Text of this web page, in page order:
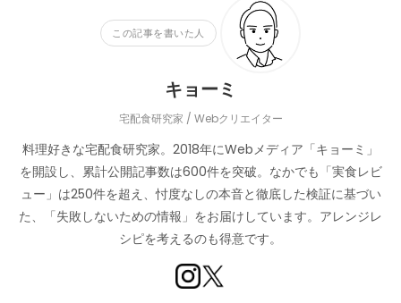
この記事を書いた人
キョーミ
宅配食研究家 / Webクリエイター
料理好きな宅配食研究家。2018年にWebメディア「キョーミ」
を開設し、累計公開記事数は600件を突破。なかでも「実食レビ
ュー」は250件を超え、忖度なしの本音と徹底した検証に基づい
た、「失敗しないための情報」をお届けしています。アレンジレ
シピを考えるのも得意です。